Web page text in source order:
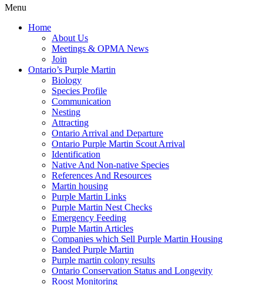
Menu
Home
About Us
Meetings & OPMA News
Join
Ontario’s Purple Martin
Biology
Species Profile
Communication
Nesting
Attracting
Ontario Arrival and Departure
Ontario Purple Martin Scout Arrival
Identification
Native And Non-native Species
References And Resources
Martin housing
Purple Martin Links
Purple Martin Nest Checks
Emergency Feeding
Purple Martin Articles
Companies which Sell Purple Martin Housing
Banded Purple Martin
Purple martin colony results
Ontario Conservation Status and Longevity
Roost Monitoring